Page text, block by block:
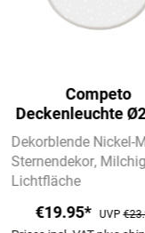
Competo
Deckenleuchte
- 12W, 1300lm,
Neutralweiß,
Matt
Dekorblende Nickel-
Sternendekor
Lichtfläche
€19.95* UVP